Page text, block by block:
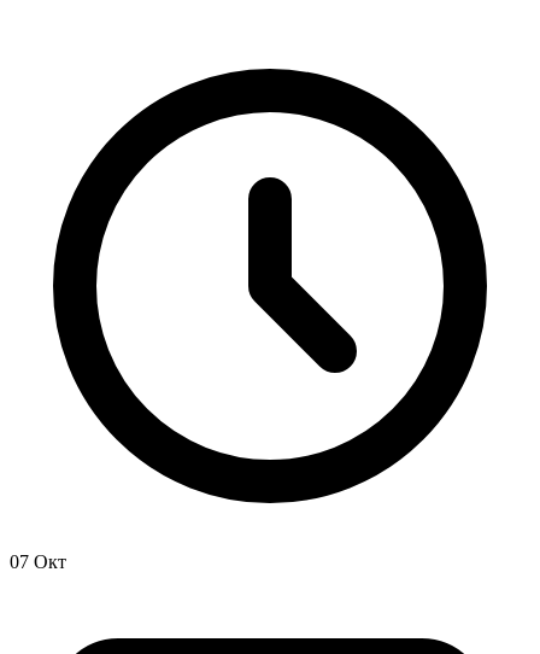
07 Окт